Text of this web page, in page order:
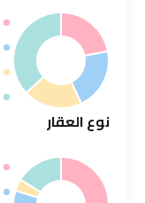
نوعالعقار